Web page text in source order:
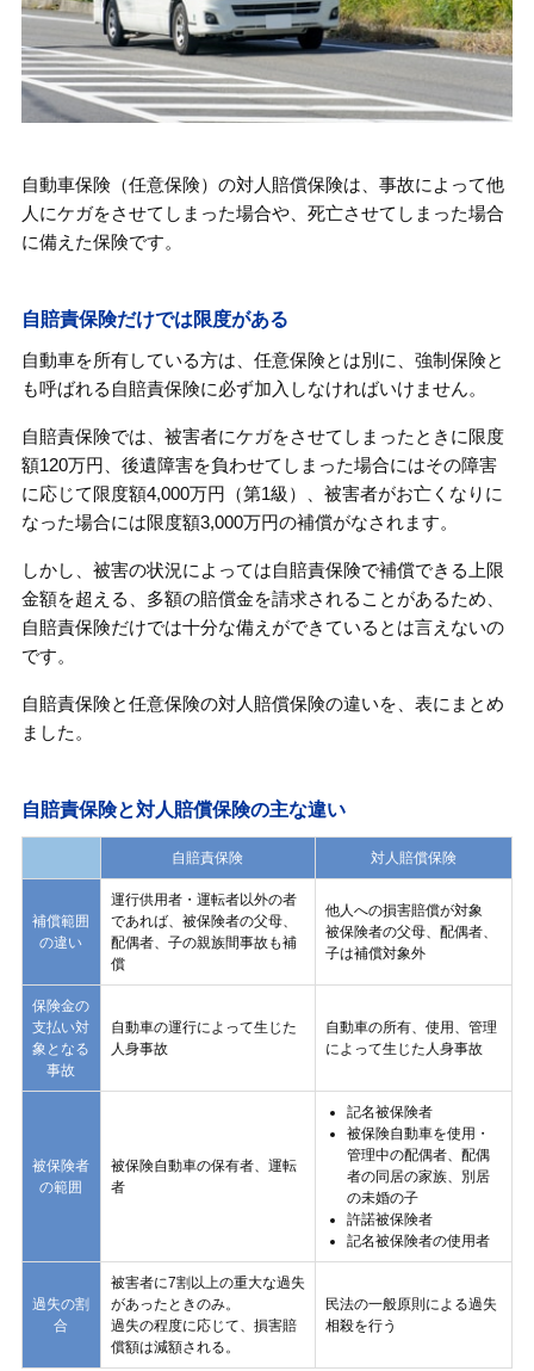
自動車保険（任意保険）の対人賠償保険は、事故によって他
人にケガをさせてしまった場合や、死亡させてしまった場合
に備えた保険です。
自賠責保険だけでは限度がある
自動車を所有している方は、任意保険とは別に、強制保険と
も呼ばれる自賠責保険に必ず加入しなければいけません。
自賠責保険では、被害者にケガをさせてしまったときに限度
額120万円、後遺障害を負わせてしまった場合にはその障害
に応じて限度額4,000万円（第1級）、被害者がお亡くなりに
なった場合には限度額3,000万円の補償がなされます。
しかし、被害の状況によっては自賠責保険で補償できる上限
金額を超える、多額の賠償金を請求されることがあるため、
自賠責保険だけでは十分な備えができているとは言えないの
です。
自賠責保険と任意保険の対人賠償保険の違いを、表にまとめ
ました。
自賠責保険と対人賠償保険の主な違い
自賠責保険 対人賠償保険
補償範囲
の違い
運行供用者・運転者以外の者
であれば、被保険者の父母、
配偶者、子の親族間事故も補
償
他人への損害賠償が対象
被保険者の父母、配偶者、
子は補償対象外
保険金の
支払い対
象となる
事故
自動車の運行によって生じた
人身事故
自動車の所有、使用、管理
によって生じた人身事故
被保険者
の範囲
被保険自動車の保有者、運転
者
記名被保険者
被保険自動車を使用・
管理中の配偶者、配偶
者の同居の家族、別居
の未婚の子
許諾被保険者
記名被保険者の使用者
過失の割
合
被害者に7割以上の重大な過失
があったときのみ。
過失の程度に応じて、損害賠
償額は減額される。
民法の一般原則による過失
相殺を行う